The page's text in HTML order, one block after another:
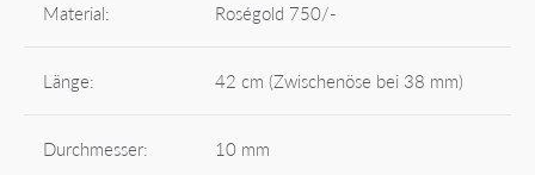
Material: Roségold 750/-
Länge: 42 cm (Zwischenöse bei 38 mm)
Durchmesser: 10 mm